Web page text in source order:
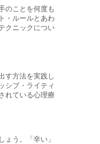
のことを何度も
・ルールとあわ
クニックについ
す方法を実践し
シブ・ライティ
れている心理療
ょう。「辛い」